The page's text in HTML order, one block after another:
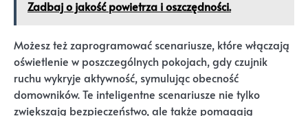
Zadbaj o jakość powietrza i oszczędności.
Możesz też zaprogramować scenariusze, które włączają
oświetlenie w poszczególnych pokojach, gdy czujnik
ruchu wykryje aktywność, symulując obecność
domowników. Te inteligentne scenariusze nie tylko
zwiększają bezpieczeństwo, ale także pomagają